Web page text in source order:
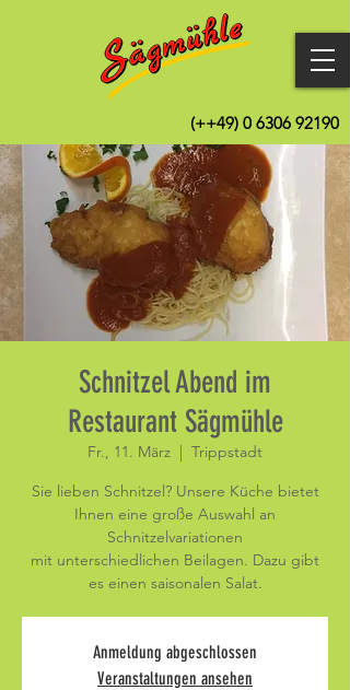
(++49) 0 6306 92190
Schnitzel Abend im
Restaurant Sägmühle
Fr., 11. März
  |
Trippstadt
Sie lieben Schnitzel? Unsere Küche bietet
Ihnen eine große Auswahl an
Schnitzelvariationen
mit unterschiedlichen Beilagen. Dazu gibt
es einen saisonalen Salat.
Anmeldung abgeschlossen
Veranstaltungen ansehen